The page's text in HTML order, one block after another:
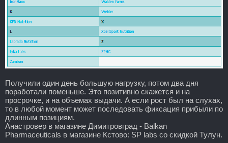
Получили один день большую нагрузку, потом два дня
поработали поменьше. Это позитивно скажется и на
просрочке, и на объемах выдачи. А если рост был на слухах,
то в любой момент может последовать фиксация прибыли по
длинным позициям.
Анастровер в магазине Димитровград - Balkan
Pharmaceuticals в магазине Кстово: SP labs со скидкой Тулун.